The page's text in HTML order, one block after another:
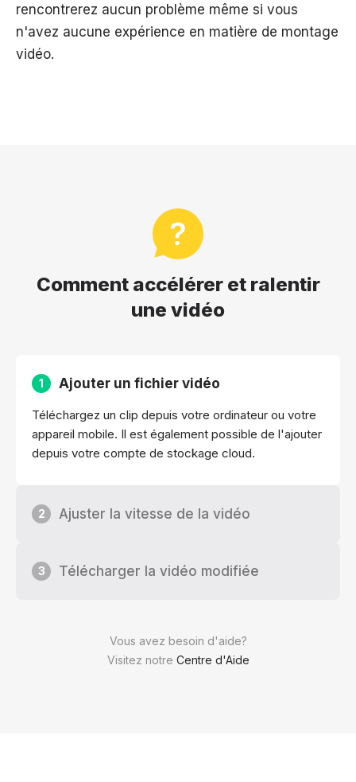
rencontrerez aucun problème même si vous
n'avez aucune expérience en matière de montage
vidéo.
Comment accélérer et ralentir
une vidéo
Vous avez besoin d'aide?
Visitez notre Centre d'Aide
1 Ajouter un fichier vidéo
Téléchargez un clip depuis votre ordinateur ou votre
appareil mobile. Il est également possible de l'ajouter
depuis votre compte de stockage cloud.
2 Ajuster la vitesse de la vidéo
3 Télécharger la vidéo modifiée